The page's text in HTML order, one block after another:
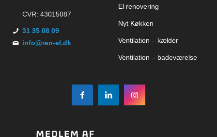
CVR: 43015087
31 35 08 09
info@ren-el.dk
El renovering
Nyt Køkken
Ventilation – kælder
Ventilation – badeværelse